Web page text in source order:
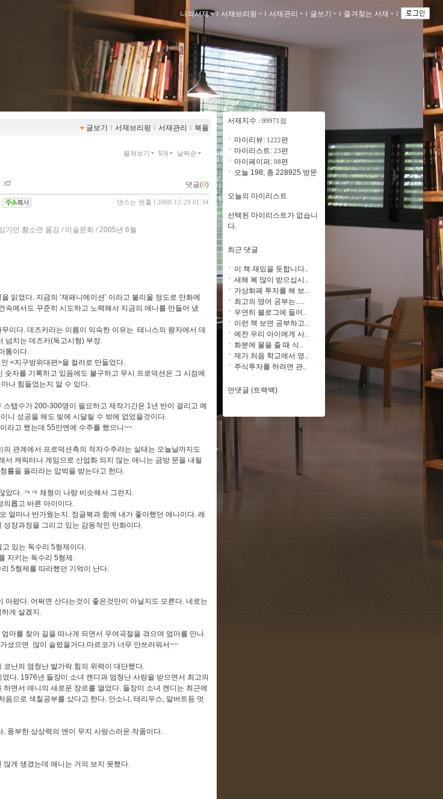
나의서재 ｌ 서재브리핑 ｌ 서재관리 ｌ 글쓰기 ｌ 즐겨찾는 서재 ｌ
글보기 ｌ 서재브리핑 ｌ 서재관리 ｌ 북플
펼쳐보기 5개 날짜순
댓글(0)
댄스는 맨홀 l 2008-12-29 01:34
기민.황소연 옮김 / 미술문화 / 2005년 6월
읽었다. 지금의 ’재패니메이션’ 이라고 불리울 정도로 만화에
속에서도 꾸준히 시도하고 노력해서 지금의 애니를 만들어 냈
이다. 데즈카라는 이름이 익숙한 이유는 테니스의 왕자에서 데
넘치는 데즈카(독고시형) 부장.
톰이다.
<지구방위대편>을 컬러로 만들었다.
자를 기록하고 있음에도 불구하고 무시 프로덕션은 그 시점에
나 힘들었는지 알 수 있다.
탭수가 200-300명이 필요하고 제작기간은 1년 반이 걸리고 예
니 성공을 해도 빚에 시달릴 수 밖에 없었을것이다.
라고 했는데 55만엔에 수주를 했으니~~
관계에서 프로덕션측의 적자수주라는 실태는 오늘날까지도
서 캐릭터나 게임으로 산업화 되지 않는 애니는 금방 문을 내릴
률을 올리라는 압박을 받는다고 한다.
았다. ㅋㅋ 체형이 나랑 비슷해서 그런지.
의롭고 바른 아이이다.
얼마나 반가웠는지. 정글북과 함께 내가 좋아했던 애니이다. 레
장과정을 그리고 있는 감동적인 만화이다.
있는 독수리 5형제이다.
지키는 독수리 5형제.
5형제를 따라했던 기억이 난다.
아팠다. 어쩌면 산다는것이 좋은것만이 아닐지도 모른다. 네로는
게 살겠지.
마를 찾아 길을 떠나게 되면서 우여곡절을 겪으며 엄마를 만나
셨으면 많이 슬펐을거다.마르코가 너무 안쓰러워서~~
난의 엄청난 발가락 힘의 위력이 대단했다.
다. 1976년 들장미 소녀 캔디과 엄청난 사랑을 받으면서 최고의
면서 애니의 새로운 장르를 열었다. 들장미 소녀 캔디는 최근에
음으로 색칠공부를 샀다고 한다. 안소니, 테리우스, 알버트등 멋
풍부한 상상력의 앤이 무지 사랑스러운 작품이다.
게 생겼는데 애니는 거의 보지 못했다.
서재지수 : 99971점
마이리뷰: 1222편
마이리스트: 23편
마이페이퍼: 98편
오늘 198, 총 228925 방문
오늘의 마이리스트
선택된 마이리스트가 없습니
다.
최근 댓글
이 책 재밌을 듯합니다..
새해 복 많이 받으십시..
가상화폐 투자를 해 보..
최고의 영어 공부는.....
우연히 블로그에 들어..
이런 책 보면 공부하고..
예전 우리 아이에게 사..
화분에 물을 줄 때 식..
제가 처음 학교에서 영..
주식투자를 하려면 관..
먼댓글 (트랙백)